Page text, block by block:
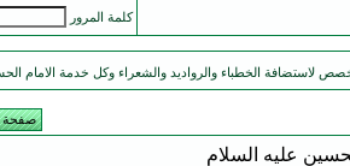
كلمة المرور
لاستضافة الخطباء والرواديد والشعراء وكل خدمة الامام
صفحة 1 من 3
عليه السلام